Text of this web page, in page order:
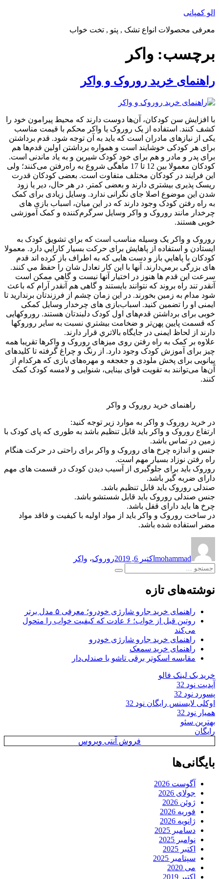
پرش
محتوا
الو کمپانی
معرفی محصولات انواع تشک , پتو , تخت خواب
برچسب: واکر
راهنمای خرید روروک و واکر
با افزایش سن کودکان، آن‌ها دوست دارند که محیط پیرامون خود را
کشف کنند. استفاده از یک روروک یا واکر محکم با قیمت مناسب
یکی از نیازهای مادران است که باید به آن توجه شود. قدم‌ برداشتن
برای هر کودکی خوشایند است و همواره برداشتن اولین قدم‌ها هم
برای پدر ‌و ‌مادر و هم برای خود کودک شیرین و به‌ یاد ماندنی است.
کودکان معمولا بین 12 تا 17 ماهگی شروع به راه‌رفتن می‌کنند؛ ولی
این فرایند در کودکان مختلف متفاوت است. بعضی کودکان قدرت
ریسک پذیری بیشتری دارند و بعضی کمتر. در هر حال، دیر یا زود
شدن این موضوع اصلا جای نگرانی ندارد. وسایل زیادی برای کمک
به راه رفتن کودک وجود دارند که در این میان، اسباب ‌بازی های
چرخدار مانند روروک و واکر وسایل سرگرم‌کننده و کمک آموزشی
خوبی هستند.
روروک و واكر یک وسیله مناسب است كه براي تشويق کودک به
ايستادن و استفاده از پاهايش برای حركت بسيار كارايي دارد. معمولا
کودکان با پاهايي باز و دست هایی که به اطراف باز کرده اند قدم
های بزرگی برمي‌دارند. آنها با اين کار تعادل شان را حفظ مي کنند.
سرعت اين قدم ها هنوز در اختيار آنها نيست و گاهي ممکن است
آنقدر تند راه بروند که نتوانند بايستند و گاهی هم آنقدر آرام که باعث
شود مدام به زمين بخورند. در اين زمان چشم از فرزندتان برنداريد تا
ایمنی او را تضمين کنيد. اسباب‌بازی های چرخدار وسايل کمکی
خوبی برای برداشتن قدم‌های اول کودک دلبندتان هستند. روروکهایی
که قسمت پایین پهن‌تر و ضخامت بيشتري نسبت به ساير روروکها
دارند از لحاظ ایمنی در جايگاه بالاتري قرار دارند.
علاوه بر کمک به راه رفتن روی میزهای روروک و واکرها تقریبا همه
چیز برای آموزش کودک وجود دارد. از رنگ و چراغ گرفته تا کلیدهای
پیانویی برای پخش ملودی و جغجغه و مهره‌های بازی که هرکدام از
آن‌ها می‌توانند به تقویت قوای بینایی، شنوایی و لامسه کودک کمک
کنند.
راهنمای خرید روروک و واکر
در خرید روروک و واکر به موارد زیر توجه کنید:
ارتفاع روروک و واکر باید قابل تنظیم باشد به طوری که پای کودک با
زمین در تماس باشد.
جنس و اندازه چرخ های روروک و واکر برای راحتی در حرکت هنگام
راه رفتن نوزاد بسیار مهم است.
روروک باید برای جلوگیری از آسیب دیدن کودک در قسمت های مهم
دارای ضربه گیر باشد.
صندلی روروک باید قابل تنظیم باشد.
جنس صندلی روروک باید قابل شستشو باشد.
چرخ ها باید دارای قفل باشد.
در ساخت روروک و واکر باید از مواد اولیه با کیفیت و فاقد مواد
مضر استفاده شده باشد.
mohammadدر
اکتبر 6, 2019 روروک، واکر
جستجو
جستجو
نوشته‌های تازه
راهنمای خرید جارو شارژی خودرو؛ معرفی ۵ مدل برتر
روتین قبل از خواب؛ ۶ عادت که کیفیت خواب را متحول
می‌کند
راهنمای خرید جارو شارژی خودرو
راهنمای خرید سمعک
مقایسه اسکوتر برقی تاشو با صندلی‌دار
خرید بک لینک فالو
آپدیت نود 32
پسورد نود 32
اوکلی لایسنس رایگان نود 32
همیار نود 32
بهترین سئو
رایگان
فروش آنتی ویروس
بایگانی‌ها
آگوست 2026
جولای 2026
ژوئن 2026
فوریه 2026
ژانویه 2026
دسامبر 2025
نوامبر 2025
اکتبر 2025
سپتامبر 2025
می 2020
اکتبر 2019